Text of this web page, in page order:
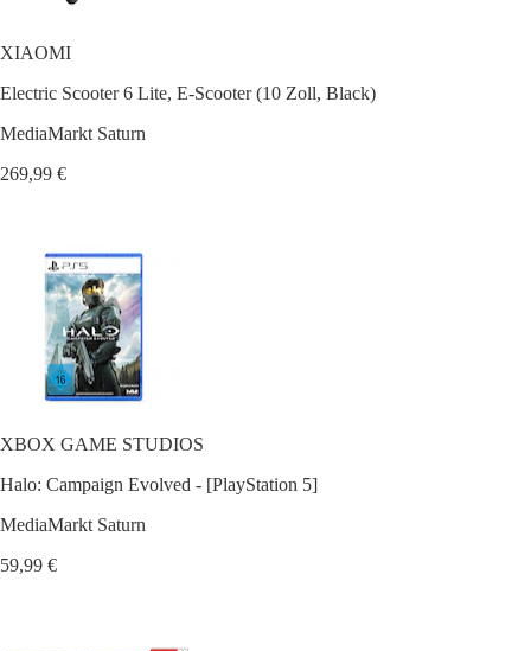
XIAOMI
Electric Scooter 6 Lite, E-Scooter (10 Zoll, Black)
MediaMarkt Saturn
269,99 €
XBOX GAME STUDIOS
Halo: Campaign Evolved - [PlayStation 5]
MediaMarkt Saturn
59,99 €